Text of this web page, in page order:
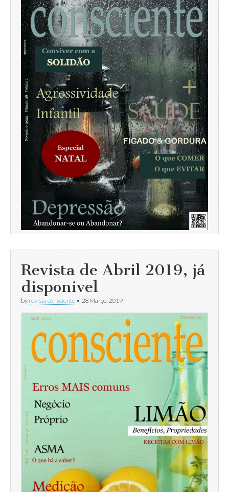
Revista de Abril 2019, já
disponivel
by revista consciente • 28 Março, 2019